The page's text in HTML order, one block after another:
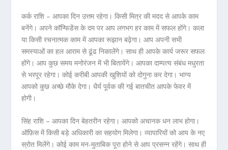
कर्क राशि – आपका दिन उत्तम रहेगा। किसी मित्र की मदद से आपके काम
बनेंगे। अपने कॉन्फिडेंस के दम पर आप लगभग हर काम में सफल होंगे। कला
या किसी रचनात्मक काम में आपका रूझान बढ़ेगा। आप अपनी सभी
समस्याओं का हल आराम से ढूंढ निकालेंगे। साथ ही आपके कार्य जरूर सफल
होंगे। आप कुछ समय मनोरंजन में भी बितायेंगे। आपका दाम्पत्य संबंध मधुरता
से भरपूर रहेगा। कोई करीबी आपकी खुशियों को दोगुना कर देगा। भाग्य
आपको कुछ अच्छे मौके देगा। धैर्य पूर्वक की गई बातचीत आपके फेवर में
होगी।
सिंह राशि – आपका दिन बेहतरीन रहेगा। आपको अचानक धन लाभ होगा।
ऑफ़िस में किसी बड़े अधिकारी का सहयोग मिलेगा। व्यापारियों को आय के नए
स्रोत मिलेंगे। कोई काम मन-मुताबिक पूरा होने से आप प्रसन्न रहेंगे। साथ ही